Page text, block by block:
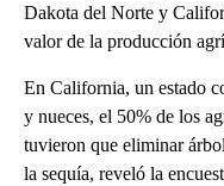
Dakota del Norte y
valor de la producción
En California, un estado
y nueces, el 50% de los
tuvieron que eliminar
la sequía, reveló la